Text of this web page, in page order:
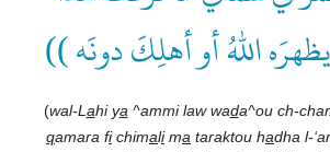
اللهُ أو أهلِكَ دونَه ))
(wal-L ahi ya ^ammi law wada^ou ch-
qamara fichimalima taraktou hadha l-